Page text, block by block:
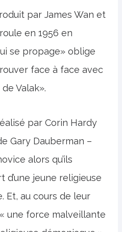
par James Wan et
en 1956 en
se propage» oblige
face à face avec
Valak».
par Corin Hardy
Gary Dauberman –
alors qu’ils
jeune religieuse
Et, au cours de leur
une force malveillante